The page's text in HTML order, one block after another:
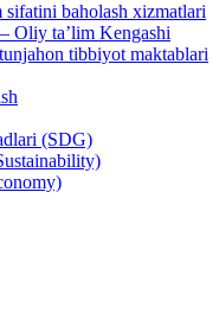
sifatini baholash xizmatlari
Oliy ta’lim Kengashi
tibbiyot maktablari
(SDG)